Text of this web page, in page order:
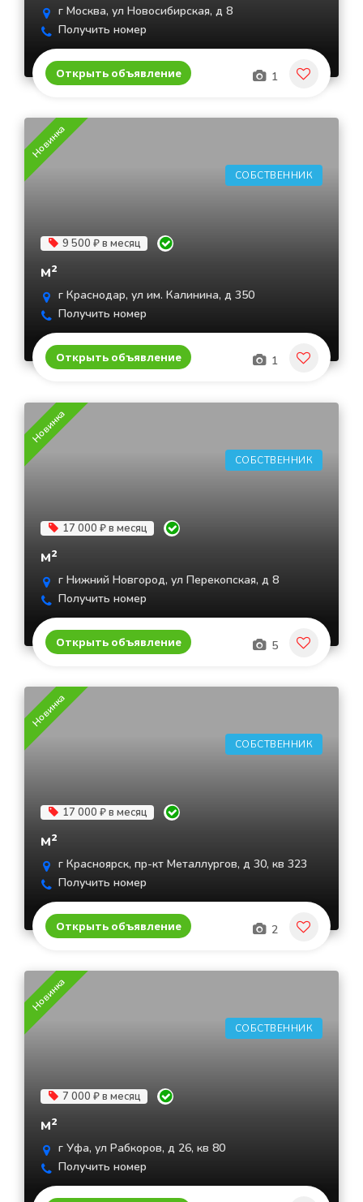
г Москва, ул Новосибирская, д 8
Получить номер
Открыть объявление 1
СОБСТВЕННИК
Новинка
9 500 ₽ в месяц
м²
г Краснодар, ул им. Калинина, д 350
Получить номер
Открыть объявление 1
СОБСТВЕННИК
Новинка
17 000 ₽ в месяц
м²
г Нижний Новгород, ул Перекопская, д 8
Получить номер
Открыть объявление 5
СОБСТВЕННИК
Новинка
17 000 ₽ в месяц
м²
г Красноярск, пр-кт Металлургов, д 30, кв 323
Получить номер
Открыть объявление 2
СОБСТВЕННИК
Новинка
7 000 ₽ в месяц
м²
г Уфа, ул Рабкоров, д 26, кв 80
Получить номер